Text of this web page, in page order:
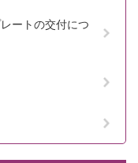
ートの交付につ